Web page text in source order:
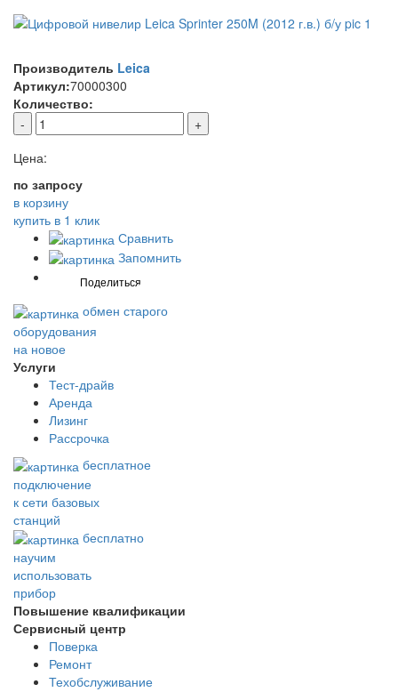
Производитель Leica
Артикул:70000300
Количество:
-
+
Цена:
по запросу
в корзину
купить в 1 клик
Сравнить
Запомнить
обмен старого
оборудования
на новое
Услуги
Тест-драйв
Аренда
Лизинг
Рассрочка
бесплатное
подключение
к сети базовых
станций
бесплатно
научим
использовать
прибор
Повышение квалификации
Сервисный центр
Поверка
Ремонт
Техобслуживание